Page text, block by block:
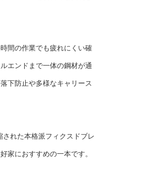
間の作業でも疲れにくい確
エンドまで一体の鋼材が通
下防止や多様なキャリース
れた本格派フィクスドブレ
家におすすめの一本です。